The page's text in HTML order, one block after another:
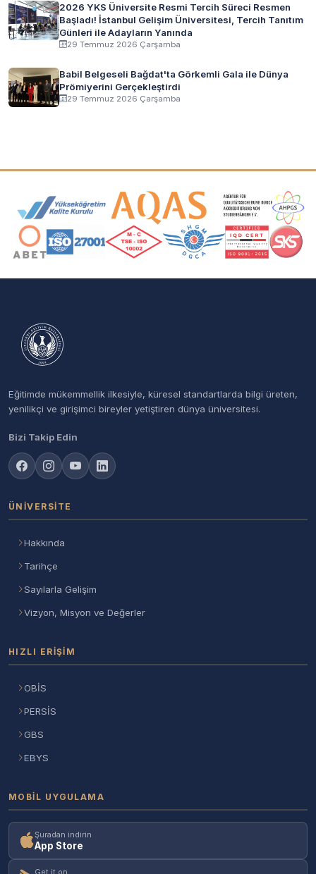
2026 YKS Üniversite Resmi Tercih Süreci Resmen
Başladı! İstanbul Gelişim Üniversitesi, Tercih Tanıtım
Günleri ile Adayların Yanında
29 Temmuz 2026 Çarşamba
Babil Belgeseli Bağdat'ta Görkemli Gala ile Dünya
Prömiyerini Gerçekleştirdi
29 Temmuz 2026 Çarşamba
Akreditasyon ve Üyelik Logoları
Eğitimde mükemmellik ilkesiyle, küresel standartlarda bilgi üreten,
yenilikçi ve girişimci bireyler yetiştiren dünya üniversitesi.
Bizi Takip Edin
ÜNIVERSITE
Hakkında
Tarihçe
Sayılarla Gelişim
Vizyon, Misyon ve Değerler
HIZLI ERIŞIM
OBİS
PERSİS
GBS
EBYS
MOBIL UYGULAMA
Şuradan indirin
App Store
Get it on